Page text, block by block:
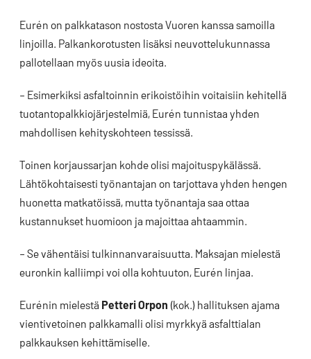
Eurén on palkkatason nostosta Vuoren kanssa samoilla
linjoilla. Palkankorotusten lisäksi neuvottelukunnassa
pallotellaan myös uusia ideoita.
– Esimerkiksi asfaltoinnin erikoistöihin voitaisiin kehitellä
tuotantopalkkiojärjestelmiä, Eurén tunnistaa yhden
mahdollisen kehityskohteen tessissä.
Toinen korjaussarjan kohde olisi majoituspykälässä.
Lähtökohtaisesti työnantajan on tarjottava yhden hengen
huonetta matkatöissä, mutta työnantaja saa ottaa
kustannukset huomioon ja majoittaa ahtaammin.
– Se vähentäisi tulkinnanvaraisuutta. Maksajan mielestä
euronkin kalliimpi voi olla kohtuuton, Eurén linjaa.
Eurénin mielestä Petteri Orpon (kok.) hallituksen ajama
vientivetoinen palkkamalli olisi myrkkyä asfalttialan
palkkauksen kehittämiselle.